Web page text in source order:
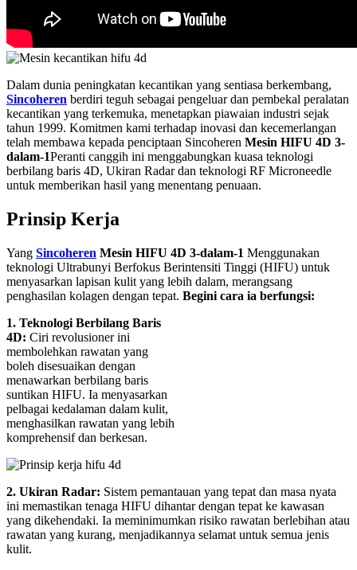
Dalam dunia peningkatan kecantikan yang sentiasa berkembang,
Sincoheren berdiri teguh sebagai pengeluar dan pembekal peralatan
kecantikan yang terkemuka, menetapkan piawaian industri sejak
tahun 1999. Komitmen kami terhadap inovasi dan kecemerlangan
telah membawa kepada penciptaan Sincoheren Mesin HIFU 4D 3-
dalam-1Peranti canggih ini menggabungkan kuasa teknologi
berbilang baris 4D, Ukiran Radar dan teknologi RF Microneedle
untuk memberikan hasil yang menentang penuaan.
Prinsip Kerja
Yang Sincoheren Mesin HIFU 4D 3-dalam-1 Menggunakan
teknologi Ultrabunyi Berfokus Berintensiti Tinggi (HIFU) untuk
menyasarkan lapisan kulit yang lebih dalam, merangsang
penghasilan kolagen dengan tepat. Begini cara ia berfungsi:
1. Teknologi Berbilang Baris
4D: Ciri revolusioner ini
membolehkan rawatan yang
boleh disesuaikan dengan
menawarkan berbilang baris
suntikan HIFU. Ia menyasarkan
pelbagai kedalaman dalam kulit,
menghasilkan rawatan yang lebih
komprehensif dan berkesan.
2. Ukiran Radar: Sistem pemantauan yang tepat dan masa nyata
ini memastikan tenaga HIFU dihantar dengan tepat ke kawasan
yang dikehendaki. Ia meminimumkan risiko rawatan berlebihan atau
rawatan yang kurang, menjadikannya selamat untuk semua jenis
kulit.